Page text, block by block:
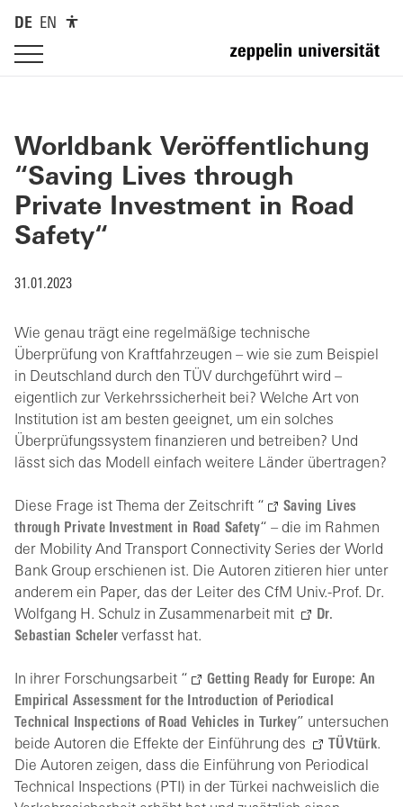
DE EN
Worldbank Veröffentlichung
“Saving Lives through
Private Investment in Road
Safety“
31.01.2023
Wie genau trägt eine regelmäßige technische
Überprüfung von Kraftfahrzeugen – wie sie zum Beispiel
in Deutschland durch den TÜV durchgeführt wird –
eigentlich zur Verkehrssicherheit bei? Welche Art von
Institution ist am besten geeignet, um ein solches
Überprüfungssystem finanzieren und betreiben? Und
lässt sich das Modell einfach weitere Länder übertragen?
Diese Frage ist Thema der Zeitschrift “
Saving Lives
through Private Investment in Road Safety“ – die im Rahmen
der Mobility And Transport Connectivity Series der World
Bank Group erschienen ist. Die Autoren zitieren hier unter
anderem ein Paper, das der Leiter des CfM Univ.-Prof. Dr.
Wolfgang H. Schulz in Zusammenarbeit mit
Dr.
Sebastian Scheler verfasst hat.
In ihrer Forschungsarbeit “
Getting Ready for Europe: An
Empirical Assessment for the Introduction of Periodical
Technical Inspections of Road Vehicles in Turkey” untersuchen
beide Autoren die Effekte der Einführung des
TÜVtürk.
Die Autoren zeigen, dass die Einführung von Periodical
Technical Inspections (PTI) in der Türkei nachweislich die